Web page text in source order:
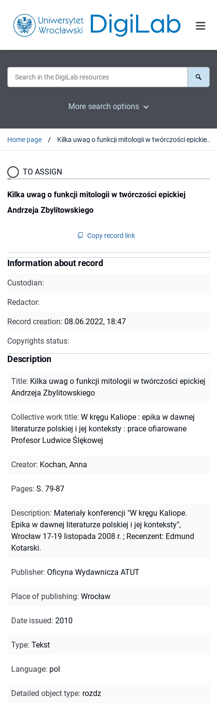
More search options
Home page Kilka uwag o funkcji mitologii w twórczości epickiej Andrzeja Zbylitowskiego
TO ASSIGN
Kilka uwag o funkcji mitologii w twórczości epickiej
Andrzeja Zbylitowskiego
Copy record link
Information about record
Custodian:
Redactor:
Record creation: 08.06.2022, 18:47
Copyrights status:
Description
Title: Kilka uwag o funkcji mitologii w twórczości epickiej
Andrzeja Zbylitowskiego
Collective work title: W kręgu Kaliope : epika w dawnej
literaturze polskiej i jej konteksty : prace ofiarowane
Profesor Ludwice Ślękowej
Creator: Kochan, Anna
Pages: S. 79-87
Description: Materiały konferencji "W kręgu Kaliope.
Epika w dawnej literaturze polskiej i jej konteksty",
Wrocław 17-19 listopada 2008 r. ; Recenzent: Edmund
Kotarski.
Publisher: Oficyna Wydawnicza ATUT
Place of publishing: Wrocław
Date issued: 2010
Type: Tekst
Language: pol
Detailed object type: rozdz